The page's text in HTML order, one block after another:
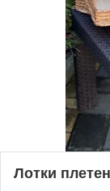
Лотки